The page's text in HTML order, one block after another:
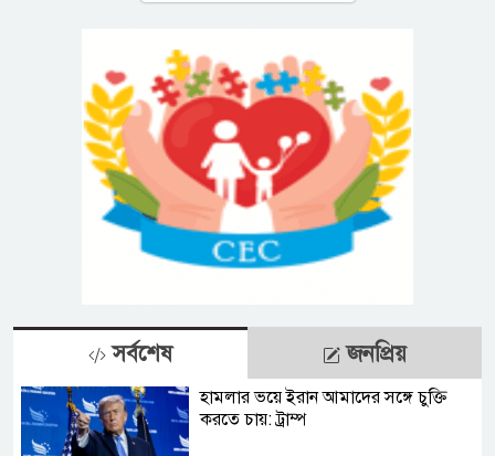
সর্বশেষ জনপ্রিয়
হামলার ভয়ে ইরান আমাদের সঙ্গে চুক্তি
করতে চায়: ট্রাম্প